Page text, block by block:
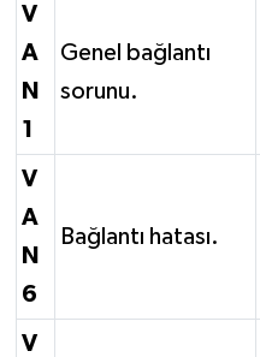
V
A
N
1
Genel bağlantı
sorunu.
V
A
N
6
Bağlantı hatası.
V